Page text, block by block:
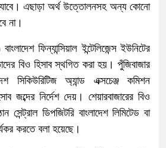
যাবে। এছাড়া অর্থ উত্তোলনসহ অন্য কোনো
না।
ফিন্যান্সিয়াল ইন্টেলিজেন্স ইউনিটের
বিও হিসাব স্থগিত করা হয়। পুঁজিবাজার
সিকিউরিটিজ অ্যান্ড এক্সচেঞ্জ কমিশন
জব্দের নির্দেশ দেয়। শেয়ারবাজারের বিও
সেন্ট্রাল ডিপজিটরি বাংলাদেশ লিমিটেড বা
করতে বলা হয়েছে।